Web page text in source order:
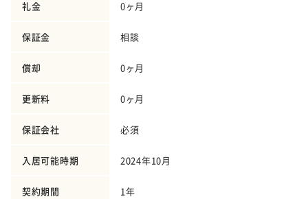
礼金 0ヶ月
保証金 相談
償却 0ヶ月
更新料 0ヶ月
保証会社 必須
入居可能時期 2024年10月
契約期間 1年